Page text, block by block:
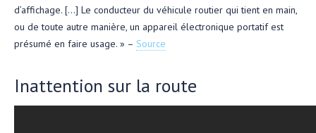
d’affichage. […] Le conducteur du véhicule routier qui tient en main,
ou de toute autre manière, un appareil électronique portatif est
présumé en faire usage. » – Source
Inattention sur la route